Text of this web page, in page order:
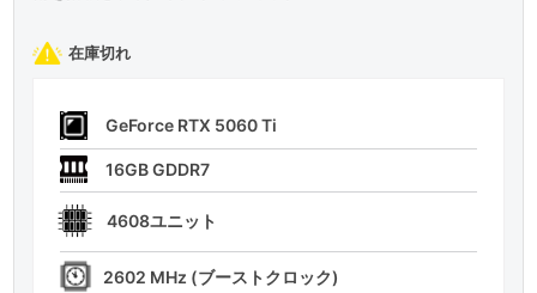
在庫切れ
GeForce RTX 5060 Ti
16GB GDDR7
4608ユニット
2602 MHz (ブーストクロック)